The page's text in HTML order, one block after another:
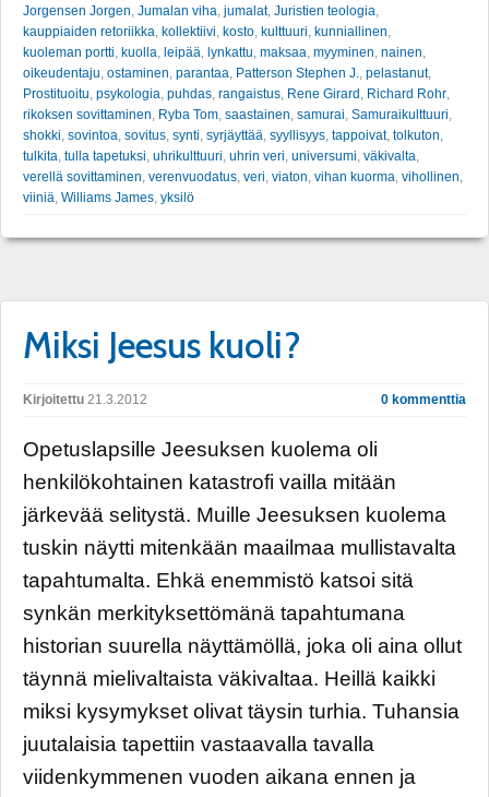
Jorgensen Jorgen, Jumalan viha, jumalat, Juristien teologia,
kauppiaiden retoriikka, kollektiivi, kosto, kulttuuri, kunniallinen,
kuoleman portti, kuolla, leipää, lynkattu, maksaa, myyminen, nainen,
oikeudentaju, ostaminen, parantaa, Patterson Stephen J., pelastanut,
Prostituoitu, psykologia, puhdas, rangaistus, Rene Girard , Richard Rohr,
rikoksen sovittaminen, Ryba Tom, saastainen, samurai, Samuraikulttuuri,
shokki, sovintoa, sovitus, synti, syrjäyttää, syyllisyys, tappoivat, tolkuton,
tulkita, tulla tapetuksi, uhrikulttuuri, uhrin veri, universumi, väkivalta,
verellä sovittaminen, verenvuodatus, veri, viaton, vihan kuorma, vihollinen,
viiniä, Williams James, yksilö
Miksi Jeesus kuoli?
Kirjoitettu 21.3.2012 0 kommenttia
Opetuslapsille Jeesuksen kuolema oli
henkilökohtainen katastrofi vailla mitään
järkevää selitystä. Muille Jeesuksen kuolema
tuskin näytti mitenkään maailmaa mullistavalta
tapahtumalta. Ehkä enemmistö katsoi sitä
synkän merkityksettömänä tapahtumana
historian suurella näyttämöllä, joka oli aina ollut
täynnä mielivaltaista väkivaltaa. Heillä kaikki
miksi kysymykset olivat täysin turhia. Tuhansia
juutalaisia tapettiin vastaavalla tavalla
viidenkymmenen vuoden aikana ennen ja